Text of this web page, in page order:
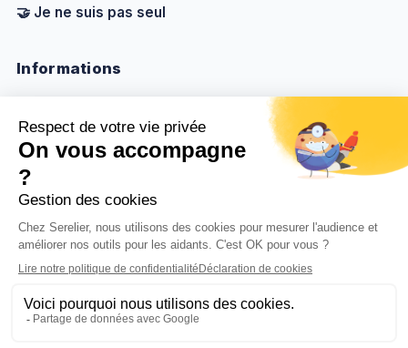
🤝 Je ne suis pas seul
Informations
Méthodologie & sources
Politique de confidentialité
Mentions légales
Gestion des cookies
© 2026Serelier. Tous droits réservés.